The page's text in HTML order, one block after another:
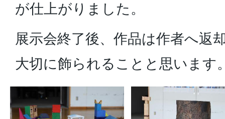
が仕上がりました。
展示会終了後、作品は作者へ返
大切に飾られることと思います